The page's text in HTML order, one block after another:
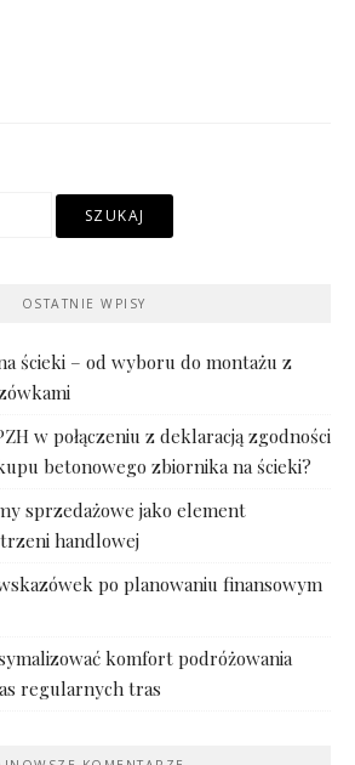
OSTATNIE WPISY
ścieki – od wyboru do montażu z
w połączeniu z deklaracją zgodności
betonowego zbiornika na ścieki?
sprzedażowe jako element
handlowej
po planowaniu finansowym
komfort podróżowania
regularnych tras